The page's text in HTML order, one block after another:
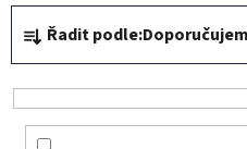
Ř
a
z
e
Řadit podle: